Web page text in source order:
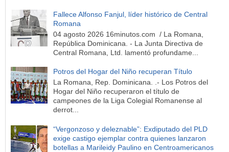
Fallece Alfonso Fanjul, líder histórico de Central
Romana
04 agosto 2026 16minutos.com / La Romana,
República Dominicana. - La Junta Directiva de
Central Romana, Ltd. lamentó profundame...
Potros del Hogar del Niño recuperan Título
La Romana, Rep. Dominicana. .- Los Potros del
Hogar del Niño recuperaron el título de
campeones de la Liga Colegial Romanense al
derrot...
“Vergonzoso y deleznable”: Exdiputado del PLD
exige castigo ejemplar contra quienes lanzaron
botellas a Marileidy Paulino en Centroamericanos